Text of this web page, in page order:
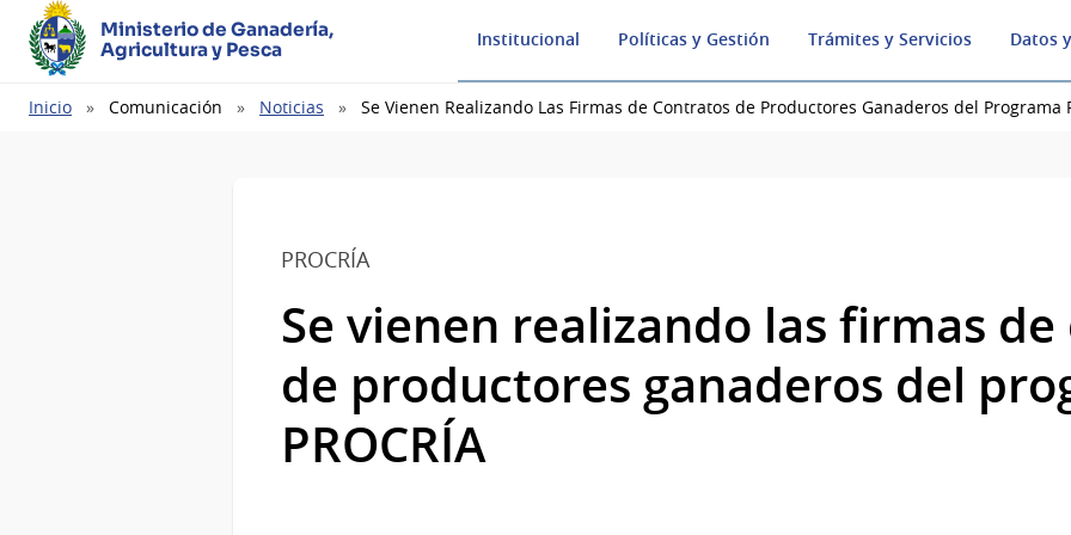
Ministerio de Ganadería,
Agricultura y Pesca
Institucional Políticas y Gestión Trámites y Servicios Datos
Ruta
Inicio Comunicación Noticias Se Vienen Realizando Las Firmas de Contratos de Productores Ganaderos del Programa
PROCRÍA
Se vienen realizando las firmas
de productores ganaderos del
PROCRÍA